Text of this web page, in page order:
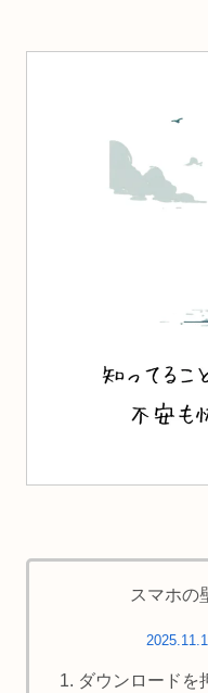
スマホの
ダウンロードを